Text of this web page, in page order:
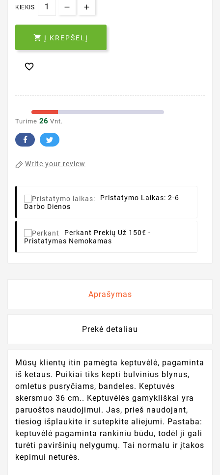
KIEKIS
 Į KREPŠELĮ

Turime 26 Vnt.
Write your review
Pristatymo Laikas: 2-6
Darbo Dienos
Perkant Prekių Už 150€ -
Pristatymas Nemokamas
Aprašymas
Prekė detaliau
Mūsų klientų itin pamėgta keptuvėlė, pagaminta
iš ketaus. Puikiai tiks kepti bulvinius blynus,
omletus pusryčiams, bandeles. Keptuvės
skersmuo 36 cm.. Keptuvėlės gamykliškai yra
paruoštos naudojimui. Jas, prieš naudojant,
tiesiog išplaukite ir sutepkite aliejumi. Pastaba:
keptuvėlė pagaminta rankiniu būdu, todėl ji gali
turėti paviršinių nelygumų. Tai normalu ir įtakos
kepimui neturės.